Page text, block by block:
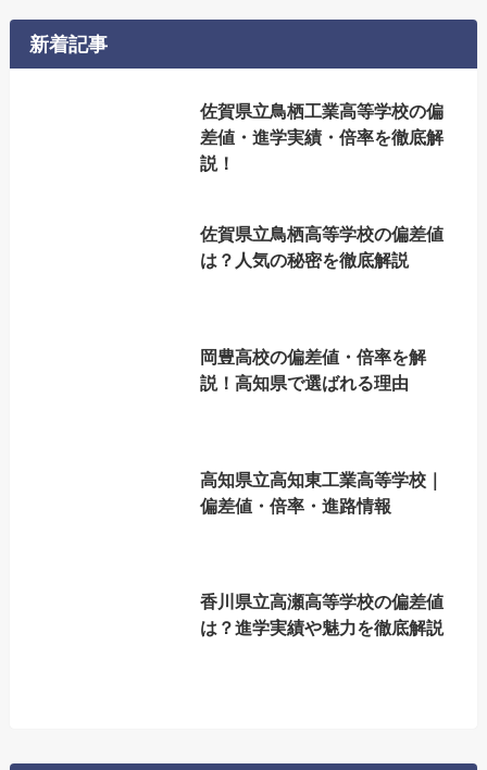
新着記事
佐賀県立鳥栖工業高等学校の偏
差値・進学実績・倍率を徹底解
説！
佐賀県立鳥栖高等学校の偏差値
は？人気の秘密を徹底解説
岡豊高校の偏差値・倍率を解
説！高知県で選ばれる理由
高知県立高知東工業高等学校｜
偏差値・倍率・進路情報
香川県立高瀬高等学校の偏差値
は？進学実績や魅力を徹底解説